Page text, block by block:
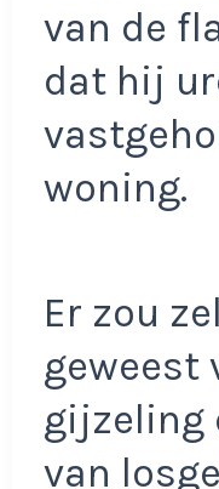
van de
dat hij
woning.
Er zou
geweest
gijzeling
van